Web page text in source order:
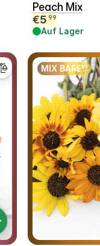
Peach Mix
€5 99
Auf Lager
MIX BAREV